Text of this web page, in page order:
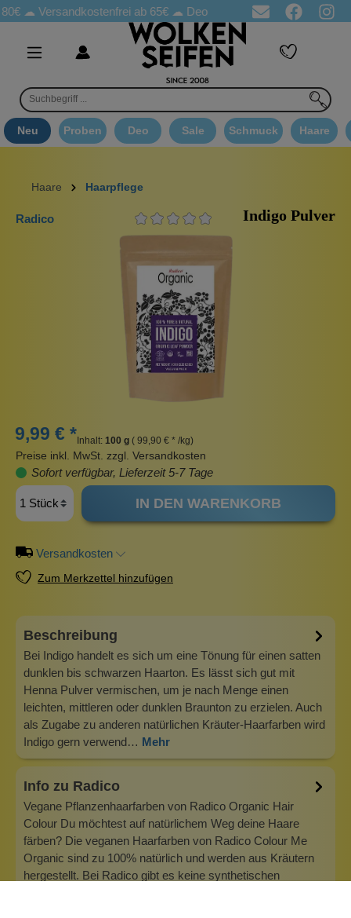
Versandkostenfrei ab 65€ ☁ Deo Proben in jeder Bestellung
Neu Proben Deo Sale Schmuck Haare
Haare Haarpflege
Radico Indigo Pulver
9,99 € *Inhalt: 100 g ( 99,90 € * /kg)
Preise inkl. MwSt. zzgl. Versandkosten
Sofort verfügbar, Lieferzeit 5-7 Tage
IN DEN WARENKORB
Versandkosten
Zum Merkzettel hinzufügen
Beschreibung
Bei Indigo handelt es sich um eine Tönung für einen satten
dunklen bis schwarzen Haarton. Es lässt sich gut mit
Henna Pulver vermischen, um je nach Menge einen
leichten, mittleren oder dunklen Braunton zu erzielen. Auch
als Zugabe zu anderen natürlichen Kräuter-Haarfarben wird
Indigo gern verwend… Mehr
Info zu Radico
Vegane Pflanzenhaarfarben von Radico Organic Hair
Colour Du möchtest auf natürlichem Weg deine Haare
färben? Die veganen Haarfarben von Radico Colour Me
Organic sind zu 100% natürlich und werden aus Kräutern
hergestellt. Bei Radico gibt es keine synthetischen